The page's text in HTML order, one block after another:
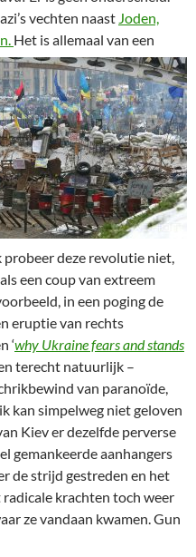
vechten naast Joden,
Het is allemaal van een
deze revolutie niet,
een coup van extreem
in een poging de
eruptie van rechts
‘why Ukraine fears and stands
terecht natuurlijk –
van paranoïde,
kan simpelweg niet geloven
Kiev er dezelfde perverse
gemankeerde aanhangers
de strijd gestreden en het
krachten toch weer
ze vandaan kwamen. Gun